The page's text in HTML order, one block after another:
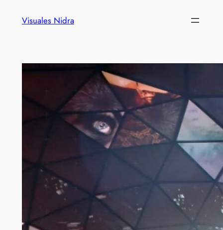
Visuales Nidra